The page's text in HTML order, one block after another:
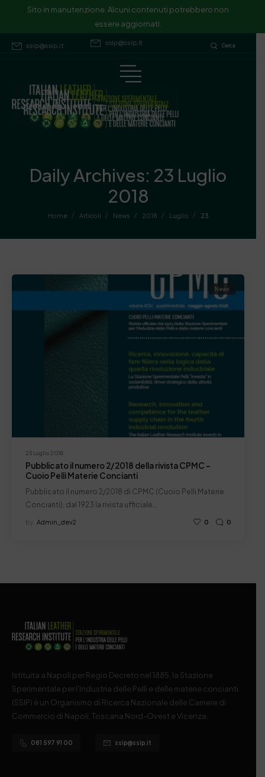
Sito in manutenzione. Alcuni contenuti potrebbero non
essere aggiornati.
ssip@ssip.it Cerca
Sito in manutenzione. Alcuni contenuti potrebbero non essere
aggiornati.
ssip@ssip.it
Daily Archives: 23 Luglio
2018
Home / Articoli / News / 2018 / Luglio / 23
23 Luglio 2018
News
Pubblicato il numero 2/2018 della rivista CPMC –
Cuoio Pelli Materie Concianti
Pubblicato il numero 2/2018 di CPMC (Cuoio Pelli Materie
Concianti), dal 1923 la rivista ufficiale…
by Admin_dev2 0 0
Istituita a Napoli per Regio Decreto nel 1885, la Stazione
Sperimentale per l’Industria delle Pelli e delle materie concianti
(SSIP) è un Organismo di Ricerca Nazionale delle Camere di
Commercio di Napoli, Toscana Nord-Ovest e Vicenza.
081 597 91 00 ssip@ssip.it